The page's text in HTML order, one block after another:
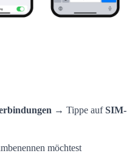
→ Tippe aufSIM-
möchtest